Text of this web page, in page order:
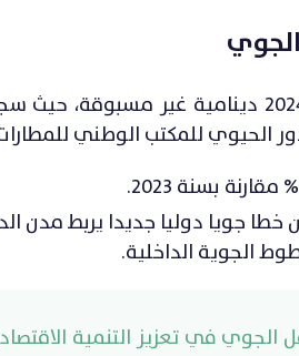
شهدت حركة النقل الجوي في المغرب خلال سنة 2024
الحيوي للمكتب الوطني
جويا دوليا جديدا يربط مدن
الجوية الداخلية.
في تعزيز التنمية